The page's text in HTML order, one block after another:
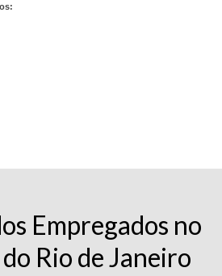
Empregados no
Rio de Janeiro